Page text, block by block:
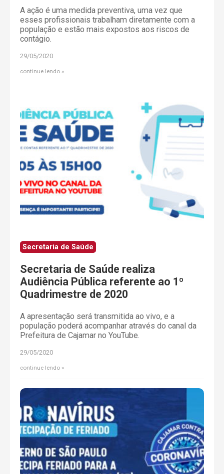
A ação é uma medida preventiva, uma vez que
esses profissionais trabalham diretamente com a
população e estão mais expostos aos riscos de
contágio.
29/05/2020
continue lendo
Secretaria de Saúde
Secretaria de Saúde realiza
Audiência Pública referente ao 1º
Quadrimestre de 2020
A apresentação será transmitida ao vivo, e a
população poderá acompanhar através do canal da
Prefeitura de Cajamar no YouTube.
29/05/2020
continue lendo